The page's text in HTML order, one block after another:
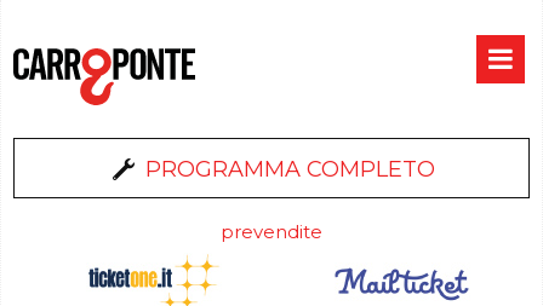
PROGRAMMA COMPLETO
prevendite